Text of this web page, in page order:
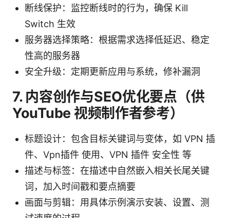
断线保护：监控断线时的行为，确保 Kill
Switch 生效
服务器选择策略：根据需求选择低延迟、稳定
性高的服务器
安全升级：定期更新应用与系统，修补漏洞
7. 内容创作与SEO优化要点（供
YouTube 视频制作者参考）
标题设计：包含目标关键词与变体，如 VPN 插
件、Vpn插件 使用、VPN 插件 安全性 等
描述与标签：在描述中自然嵌入相关长尾关键
词，加入时间戳和要点摘要
画面与剪辑：用具体示例演示安装、设置、测